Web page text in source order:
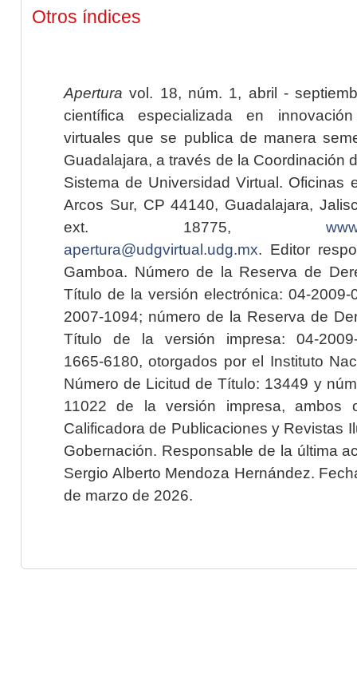
Otros índices
Apertura vol. 18, núm. 1, abril -
científica especializada en
virtuales que se publica de manera
Guadalajara, a través de la Coordinación
Sistema de Universidad Virtual. Oficinas
Arcos Sur, CP 44140, Guadalajara,
ext. 18775,
apertura@udgvirtual.udg.mx. Editor
Gamboa. Número de la Reserva de
Título de la versión electrónica: 04-2009-
2007-1094; número de la Reserva de
Título de la versión impresa: 04-2009-
1665-6180, otorgados por el Instituto
Número de Licitud de Título: 13449 y
11022 de la versión impresa, ambos
Calificadora de Publicaciones y Revistas
Gobernación. Responsable de la última
Sergio Alberto Mendoza Hernández.
de marzo de 2026.